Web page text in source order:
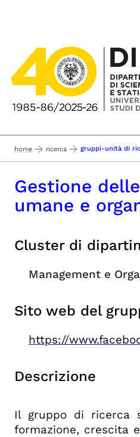
home ricerca gruppi-unità di
Gestione
umane e
Cluster di
Management e
Sito web del
https://
Descrizione
Il gruppo di ricerca
formazione, crescita